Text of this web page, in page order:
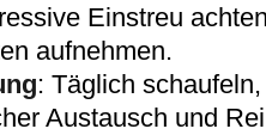
Einstreu
aufnehmen.
: Täglich
Austausch und